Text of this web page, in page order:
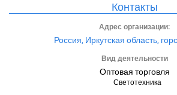
Контакты
Адрес организации:
Россия, Иркутская область,
Вид деятельности
Оптовая торговля
Светотехника